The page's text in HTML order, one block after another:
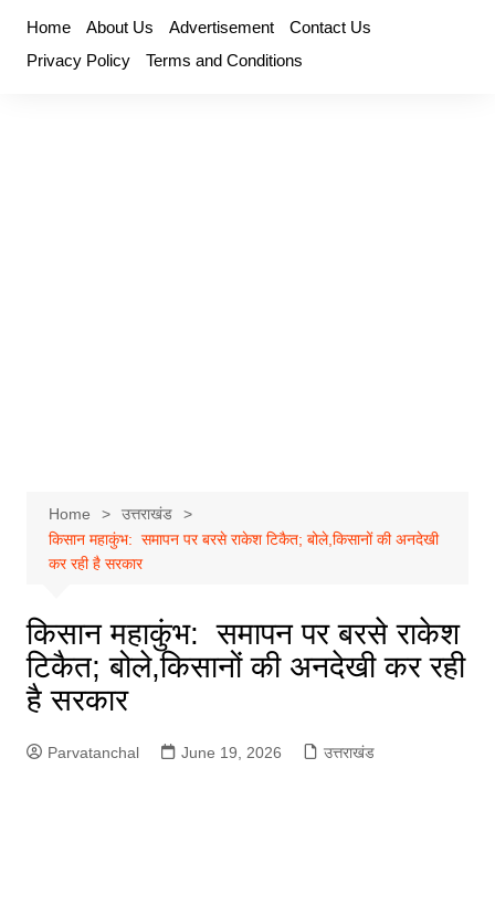
content
Home About Us Advertisement
Contact Us
Privacy Policy
Terms and Conditions
Home
उत्तराखंड
किसान महाकुंभ: समापन पर बरसे राकेश टिकैत; बोले,किसानों की अनदेखी
कर रही है सरकार
किसान महाकुंभ: समापन पर बरसे राकेश
टिकैत; बोले,किसानों की अनदेखी कर रही
है सरकार
Parvatanchal June 19, 2026 उत्तराखंड